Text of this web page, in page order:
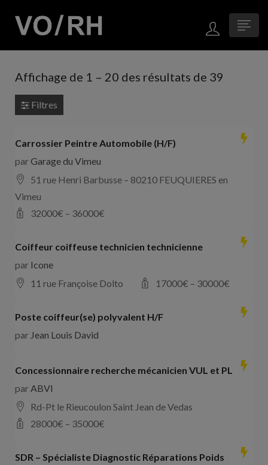
Affichage de 1 – 20 des résultats de 39
Filtres
Carrossier Peintre Automobile (H/F)
parGarage du Vimeu
51 rue Henri Barbusse – 80210 FEUQUIERES en
Vimeu
32000€ – 36000€
Coiffeur coiffeuse technicien technicienne
par Icone
11 rue Françoise Dolto
17000€ – 30000€
Poste coiffeur(se) polyvalent H/F
par Jean Louis David
Concessionnaire recherche mécanicien VUL et PL
parABVI
Rd-Pt le Rieucoulon Saint Jean de Vedas
28000€ – 35000€
SDR – Spécialiste Diagnostic Réparations Poids